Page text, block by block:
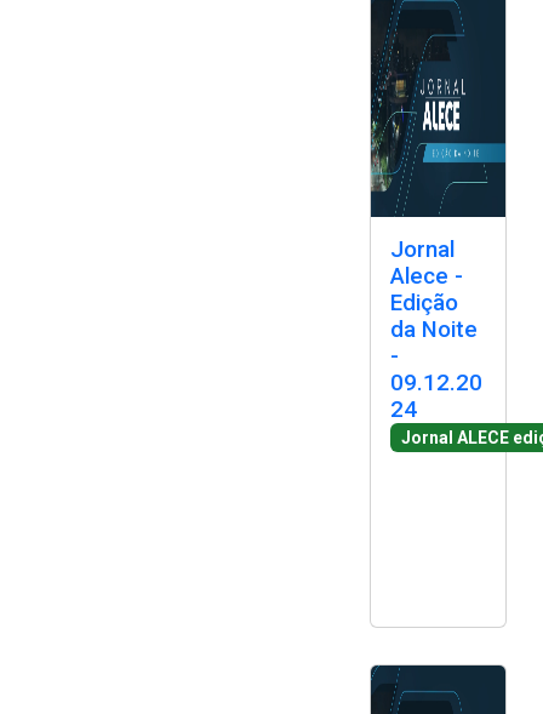
Jornal
Alece -
Edição
da Noite
-
09.12.20
24
Jornal ALECE